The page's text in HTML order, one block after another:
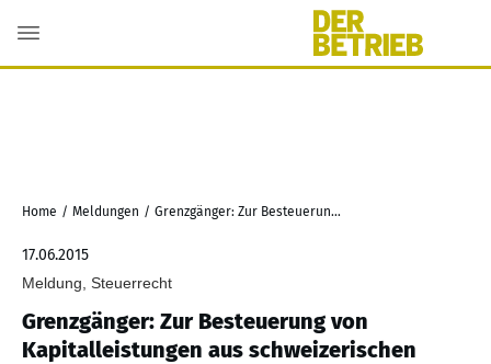
Home / Meldungen / Grenzgänger: Zur Besteuerung von Kapitalleistungen aus schweizerischen Altersversorgungseinrichtungen
17.06.2015
Meldung, Steuerrecht
Grenzgänger: Zur Besteuerung von
Kapitalleistungen aus schweizerischen